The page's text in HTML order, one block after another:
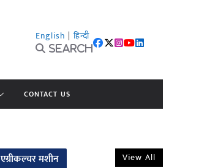
English | हिन्दी
Search
CONTACT US
एग्रीकल्चर मशीन View All